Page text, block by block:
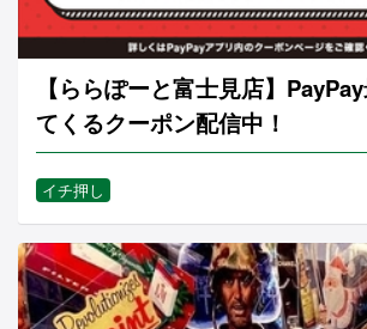
【ららぽーと富士見店】
てくるクーポン配信中！
イチ押し